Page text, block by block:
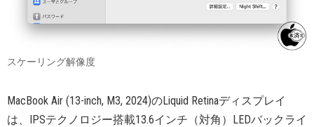
スケーリング解像度
MacBook Air (13-inch, M3, 2024)のLiquid Retinaディスプレイ
は、IPSテクノロジー搭載13.6インチ（対角）LEDバックライ